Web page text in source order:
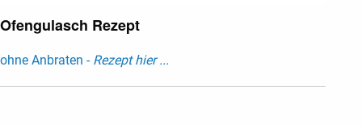
Ofengulasch Rezept
ohne Anbraten - Rezept hier ...